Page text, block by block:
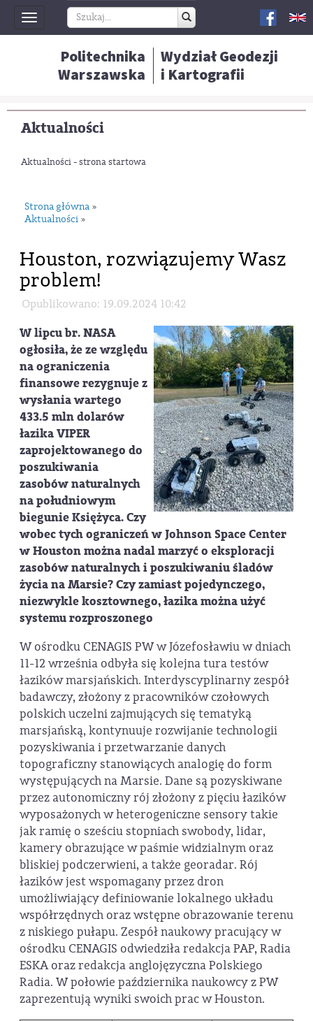
Toggle
navigation
Politechnika
Warszawska
Wydział Geodezji
i Kartografii
Aktualności
Aktualności - strona startowa
Strona główna »
Aktualności »
Houston, rozwiązujemy Wasz
problem!
Opublikowano: 19.09.2024 10:42
W lipcu br. NASA
ogłosiła, że ze względu
na ograniczenia
finansowe rezygnuje z
wysłania wartego
433.5 mln dolarów
łazika VIPER
zaprojektowanego do
poszukiwania
zasobów naturalnych
na południowym
biegunie Księżyca. Czy
wobec tych ograniczeń w Johnson Space Center
w Houston można nadal marzyć o eksploracji
zasobów naturalnych i poszukiwaniu śladów
życia na Marsie? Czy zamiast pojedynczego,
niezwykle kosztownego, łazika można użyć
systemu rozproszonego
W ośrodku CENAGIS PW w Józefosławiu w dniach
11-12 września odbyła się kolejna tura testów
łazików marsjańskich. Interdyscyplinarny zespół
badawczy, złożony z pracowników czołowych
polskich uczelni zajmujących się tematyką
marsjańską, kontynuuje rozwijanie technologii
pozyskiwania i przetwarzanie danych
topograficzny stanowiących analogię do form
występujących na Marsie. Dane są pozyskiwane
przez autonomiczny rój złożony z pięciu łazików
wyposażonych w heterogeniczne sensory takie
jak ramię o sześciu stopniach swobody, lidar,
kamery obrazujące w paśmie widzialnym oraz
bliskiej podczerwieni, a także georadar. Rój
łazików jest wspomagany przez dron
umożliwiający definiowanie lokalnego układu
współrzędnych oraz wstępne obrazowanie terenu
z niskiego pułapu. Zespół naukowy pracujący w
ośrodku CENAGIS odwiedziła redakcja PAP, Radia
ESKA oraz redakcja anglojęzyczna Polskiego
Radia. W połowie października naukowcy z PW
zaprezentują wyniki swoich prac w Houston.